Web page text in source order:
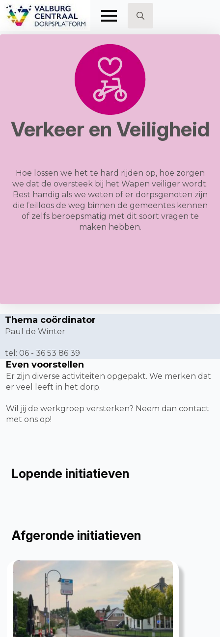
Search
Verkeer en Veiligheid
Hoe lossen we het te hard rijden op, hoe zorgen
we dat de oversteek bij het Wapen veiliger wordt.
Best handig als we weten of er dorpsgenoten zijn
die feilloos de weg binnen de gemeentes kennen
of zelfs beroepsmatig met dit soort vragen te
maken hebben.
Thema coördinator
Paul de Winter
tel: 06 - 36 53 86 39
Even voorstellen
Er zijn diverse activiteiten opgepakt. We merken dat
er veel leeft in het dorp.
Wil jij de werkgroep versterken? Neem dan contact
met ons op!
Lopende initiatieven
Afgeronde initiatieven